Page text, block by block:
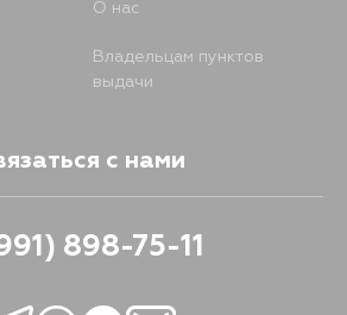
О нас
Владельцам пунктов
выдачи
с нами
898-75-11